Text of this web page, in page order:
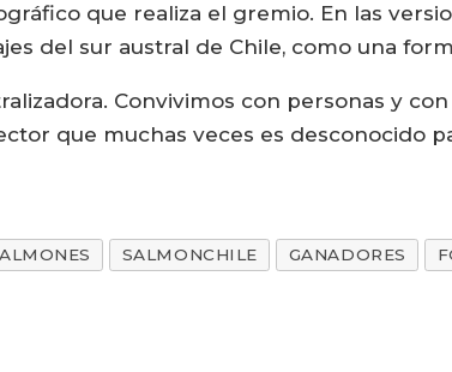
que realiza el gremio. En las
del sur austral de Chile, como una
Convivimos con personas y
que muchas veces es desconocido
SALMONCHILE GANADORES